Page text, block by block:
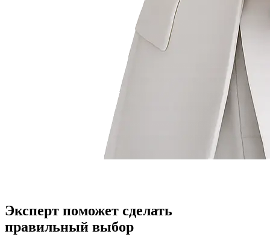
Эксперт поможет сделать
правильный выбор